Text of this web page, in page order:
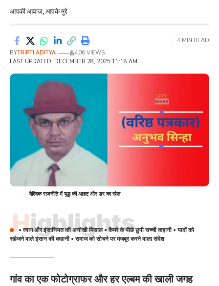
आपकी आवाज़, आपके मुद्दे
LAST UPDATED: DECEMBER 28, 2025 11:18 AM
BYTRIPTI ADITYA 406 VIEWS
4 MIN READ
वैश्विक राजनीति में युद्ध की आहट और डर का खेल
Highlights
• त्याग और इंसानियत की अनोखी मिसाल • कैमरे के पीछे छुपी सच्ची कहानी • यादों को
सहेजने वाले इंसान की कहानी • समाज को सोचने पर मजबूर करने वाला संदेश
गांव का एक फोटोग्राफर और हर एल्बम की खाली जगह